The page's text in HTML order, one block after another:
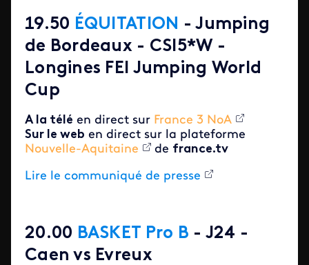
19.50 ÉQUITATION - Jumping
de Bordeaux - CSI5*W -
Longines FEI Jumping World
Cup
A la télé en direct sur France 3 NoA
Sur le web en direct sur la plateforme
Nouvelle-Aquitaine
de france.tv
Lire le communiqué de presse
20.00 BASKET Pro B - J24 -
Caen vs Evreux